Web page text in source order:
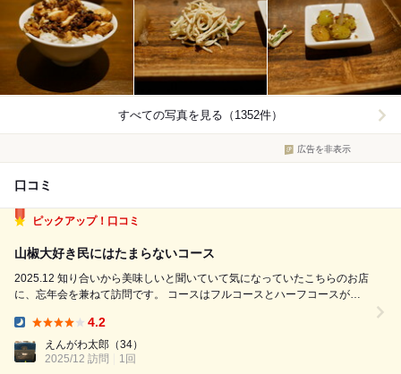
すべての写真を見る（1352件）
広告を非表示
口コミ
ピックアップ！口コミ
山椒大好き民にはたまらないコース
2025.12 知り合いから美味しいと聞いていて気になっていたこちらのお店
に、忘年会を兼ねて訪問です。 コースはフルコースとハーフコースがあ
注文するスタイルです。 今回はハーフコースに追加注文にしました。 食
べたのは下...
4.2
えんがわ太郎 （34）
2025/12 訪問
1回